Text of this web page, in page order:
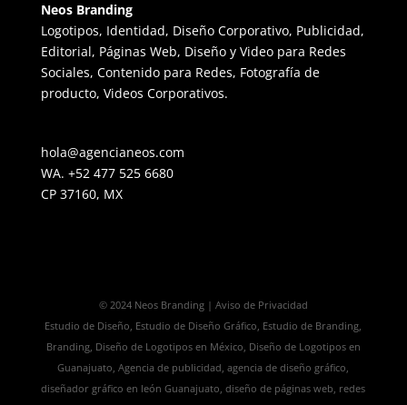
Neos Branding
Logotipos, Identidad, Diseño Corporativo, Publicidad,
Editorial, Páginas Web, Diseño y Video para Redes
Sociales, Contenido para Redes, Fotografía de
producto, Videos Corporativos.
hola@agencianeos.com
WA. +52 477 525 6680
CP 37160, MX
© 2024 Neos Branding | Aviso de Privacidad
Estudio de Diseño, Estudio de Diseño Gráfico, Estudio de Branding,
Branding, Diseño de Logotipos en México, Diseño de Logotipos en
Guanajuato, Agencia de publicidad, agencia de diseño gráfico,
diseñador gráfico en león Guanajuato, diseño de páginas web, redes